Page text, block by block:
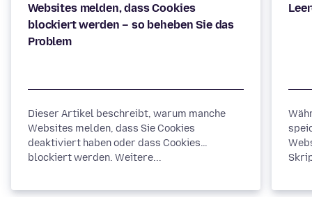
Websites melden, dass Cookies
blockiert werden – so beheben Sie das
Problem
Dieser Artikel beschreibt, warum manche
Websites melden, dass Sie Cookies
deaktiviert haben oder dass Cookies
blockiert werden. Weitere...